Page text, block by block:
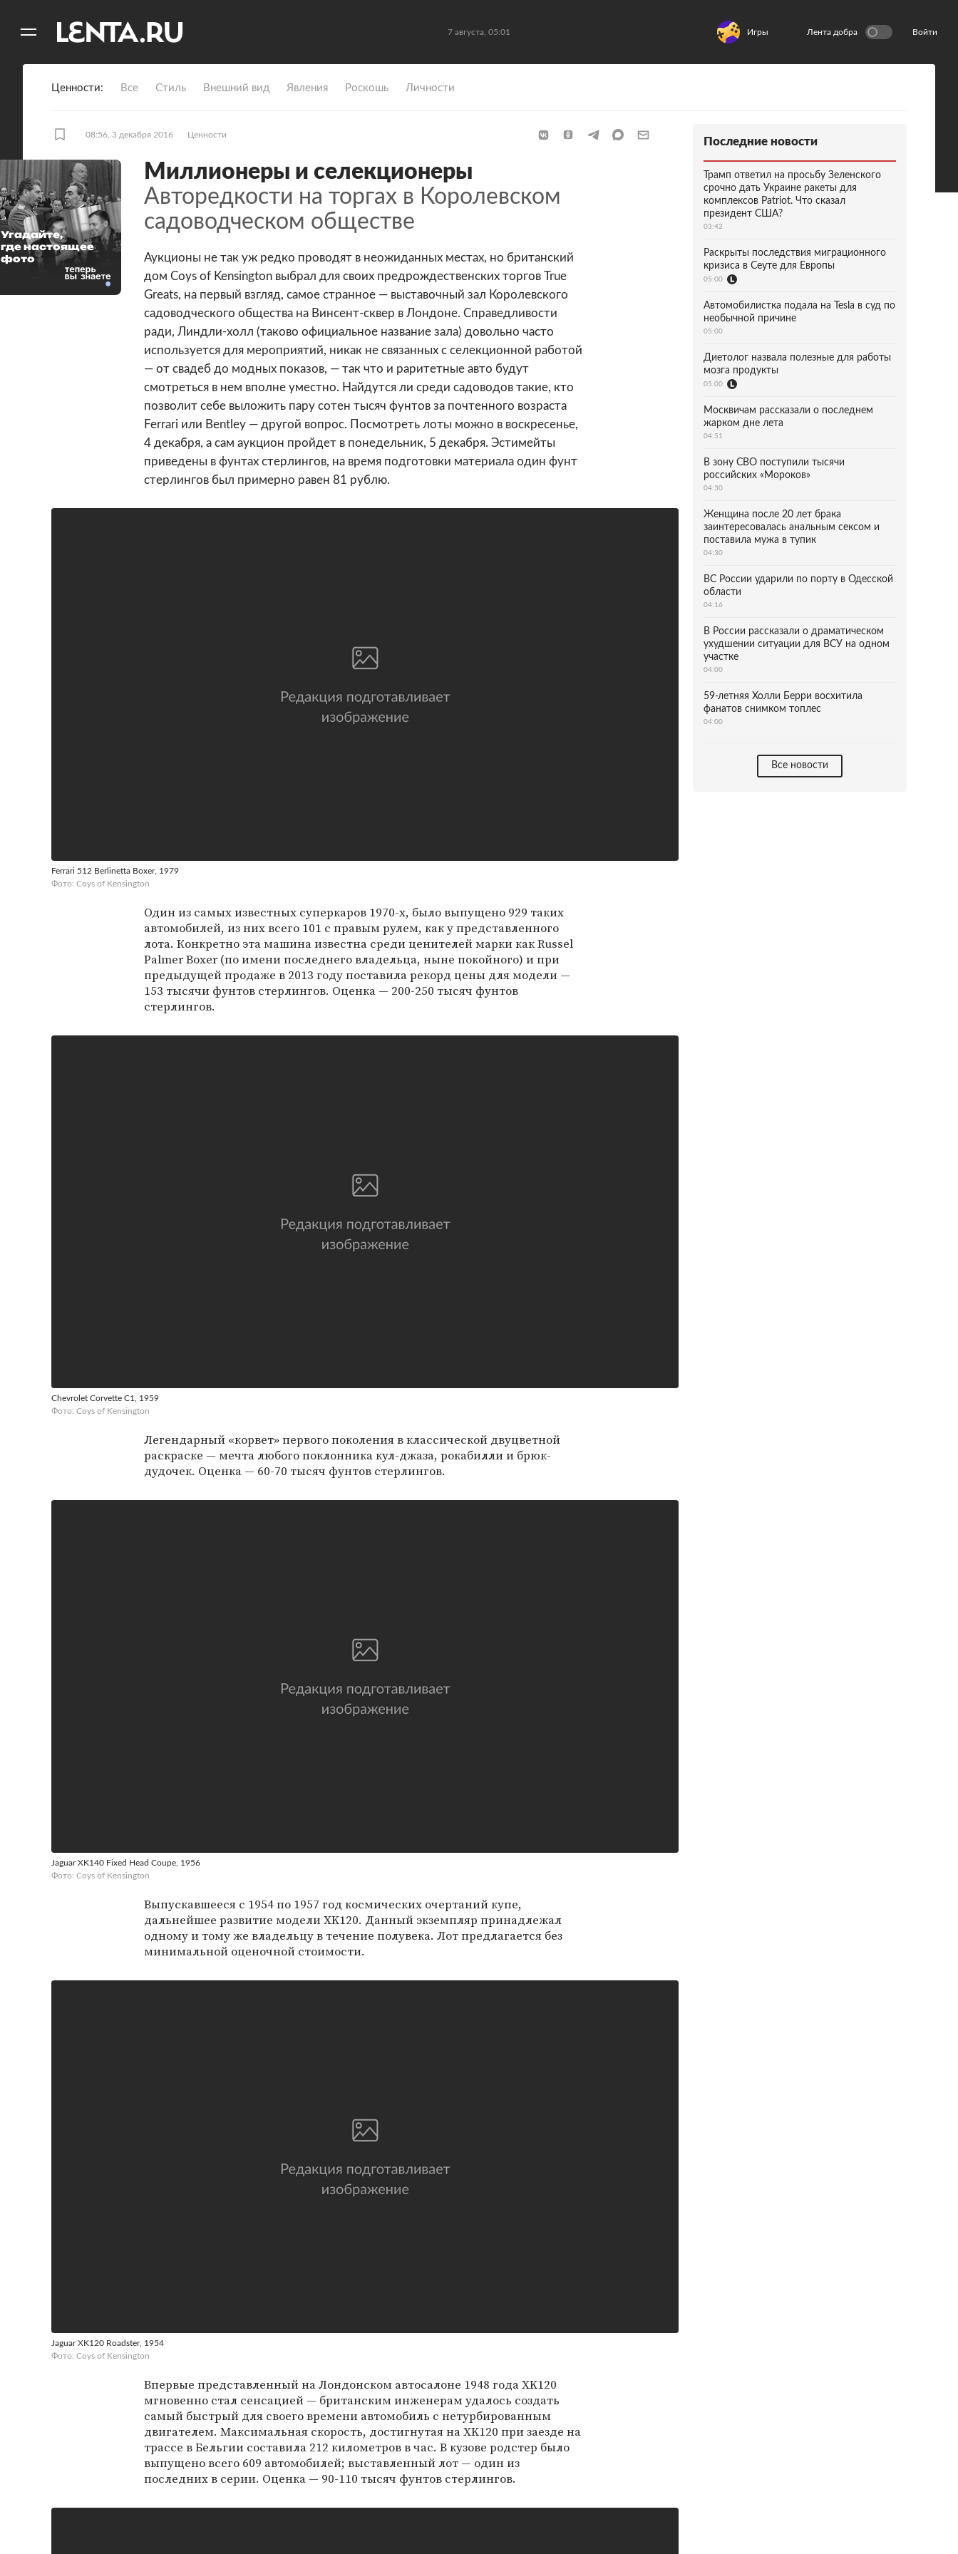
7 августа, 05:01 Игры Лента добра Войти
Ценности Все Стиль Внешний вид Явления Роскошь Личности
08:56, 3 декабря 2016 Ценности
Миллионеры и селекционеры
Авторедкости на торгах в Королевском
садоводческом обществе
10 фото
Аукционы не так уж редко проводят в неожиданных местах, но британский
дом Coys of Kensington выбрал для своих предрождественских торгов True
Greats, на первый взгляд, самое странное — выставочный зал Королевского
садоводческого общества на Винсент-сквер в Лондоне. Справедливости
ради, Линдли-холл (таково официальное название зала) довольно часто
используется для мероприятий, никак не связанных с селекционной работой
— от свадеб до модных показов, — так что и раритетные авто будут
смотреться в нем вполне уместно. Найдутся ли среди садоводов такие, кто
позволит себе выложить пару сотен тысяч фунтов за почтенного возраста
Ferrari или Bentley — другой вопрос. Посмотреть лоты можно в воскресенье,
4 декабря, а сам аукцион пройдет в понедельник, 5 декабря. Эстимейты
приведены в фунтах стерлингов, на время подготовки материала один фунт
стерлингов был примерно равен 81 рублю.
Ferrari 512 Berlinetta Boxer, 1979
Фото: Coys of Kensington
Один из самых известных суперкаров 1970-х, было выпущено 929 таких
автомобилей, из них всего 101 с правым рулем, как у представленного
лота. Конкретно эта машина известна среди ценителей марки как Russel
Palmer Boxer (по имени последнего владельца, ныне покойного) и при
предыдущей продаже в 2013 году поставила рекорд цены для модели —
153 тысячи фунтов стерлингов. Оценка — 200-250 тысяч фунтов
стерлингов.
Chevrolet Corvette C1, 1959
Фото: Coys of Kensington
Легендарный «корвет» первого поколения в классической двуцветной
раскраске — мечта любого поклонника кул-джаза, рокабилли и брюк-
дудочек. Оценка — 60-70 тысяч фунтов стерлингов.
Jaguar XK140 Fixed Head Coupe, 1956
Фото: Coys of Kensington
Выпускавшееся с 1954 по 1957 год космических очертаний купе,
дальнейшее развитие модели XK120. Данный экземпляр принадлежал
одному и тому же владельцу в течение полувека. Лот предлагается без
минимальной оценочной стоимости.
Jaguar XK120 Roadster, 1954
Фото: Coys of Kensington
Впервые представленный на Лондонском автосалоне 1948 года XK120
мгновенно стал сенсацией — британским инженерам удалось создать
самый быстрый для своего времени автомобиль с нетурбированным
двигателем. Максимальная скорость, достигнутая на XK120 при заезде на
трассе в Бельгии составила 212 километров в час. В кузове родстер было
выпущено всего 609 автомобилей; выставленный лот — один из
последних в серии. Оценка — 90-110 тысяч фунтов стерлингов.
Угадайте,
где настоящее
фото
Последние новости
Трамп ответил на просьбу Зеленского
срочно дать Украине ракеты для
комплексов Patriot. Что сказал
президент США?
03:42
Раскрыты последствия миграционного
кризиса в Сеуте для Европы
05:00
Автомобилистка подала на Tesla в суд по
необычной причине
05:00
Диетолог назвала полезные для работы
мозга продукты
05:00
Москвичам рассказали о последнем
жарком дне лета
04:51
В зону СВО поступили тысячи
российских «Мороков»
04:30
Женщина после 20 лет брака
заинтересовалась анальным сексом и
поставила мужа в тупик
04:30
ВС России ударили по порту в Одесской
области
04:16
В России рассказали о драматическом
ухудшении ситуации для ВСУ на одном
участке
04:00
59-летняя Холли Берри восхитила
фанатов снимком топлес
04:00
Все новости